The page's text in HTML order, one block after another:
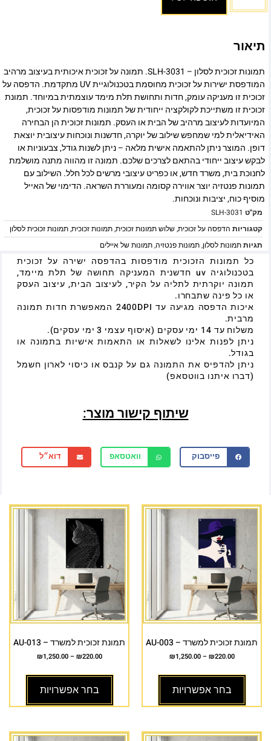
תיאור
תמונות זכוכית לסלון – SLH-3031. תמונה על זכוכית איכותית בעיצוב מרהיב
המודפסת ישירות על זכוכית מחוסמת בטכנולוגיית UV מתקדמת. הדפסה על
זכוכית זו מעניקה עומק, חדות ותחושת תלת מימד עוצמתית במיוחד. תמונת
זכוכית זו משתייכת לקולקציה ייחודית של תמונות מודפסות על זכוכית,
המיועדות לעיצוב מרהיב של הבית או העסק. תמונות זכוכית הן הבחירה
האידיאלית למי שמחפש שילוב של יוקרה, חדשנות ונוכחות עיצובית יוצאת
דופן. המוצר ניתן להתאמה אישית מלאה – ניתן לשנות גודל, צבעוניות או
לבקש עיצוב ייחודי בהתאם לצרכים שלכם. תמונה זו מהווה מתנה מושלמת
לחנוכת בית, משרד חדש, או כפריט עיצובי מרשים לכל חלל. השילוב עם
תמונות פנטזיה יוצר אווירה קסומה ומעוררת השראה. הדימוי של האייל
מוסיף כוח, יציבות ונוכחות.
מק"ט SLH-3031
קטגוריות הדפסה על זכוכית,שלוש תמונות זכוכית,תמונות זכוכית,תמונות זכוכית לסלון
תגיותתמונות לסלון,תמונות פנטזיה,תמונות של איילים
כל תמונות הזכוכית מודפסות בהדפסה ישירה על זכוכית
בטכנולוגיה uv חדשנית המעניקה תחושה של תלת מיימד,
תמונה יוקרתית לתליה על הקיר, לעיצוב הבית, עיצוב העסק
או כל פינה שתבחרו.
איכות הדפסה מגיעה עד 2400DPI המאפשרת חדות תמונה
מרבית.
משלוח עד 14 ימי עסקים (איסוף עצמי 3 ימי עסקים).
ניתן לפנות אלינו לשאלות או התאמות אישיות בתמונה או
בגודל.
ניתן להדפיס את התמונה גם על קנבס או כיסוי לארון חשמל
(דברו איתנו בווטסאפ)
שיתוף קישור מוצר:
פייסבוק וואטסאפ דוא״ל
תמונת זכוכית למשרד – AU-003
₪220.00
–
₪1,250.00
בחר אפשרויות
תמונת זכוכית למשרד – AU-013
₪220.00
–
₪1,250.00
בחר אפשרויות